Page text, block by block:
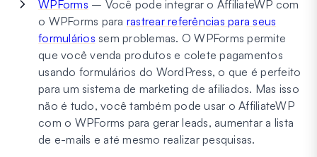
WPForms – Você pode integrar o AffiliateWP com
o WPForms para rastrear referências para seus
formulários sem problemas. O WPForms permite
que você venda produtos e colete pagamentos
usando formulários do WordPress, o que é perfeito
para um sistema de marketing de afiliados. Mas isso
não é tudo, você também pode usar o AffiliateWP
com o WPForms para gerar leads, aumentar a lista
de e-mails e até mesmo realizar pesquisas.